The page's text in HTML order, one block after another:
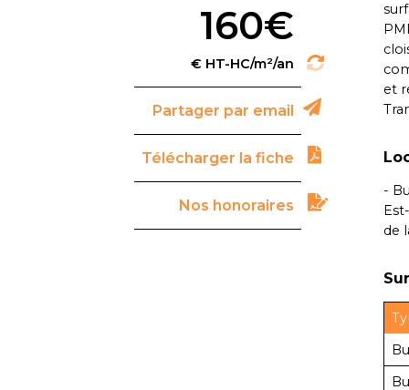
160€
Partager par email
Télécharger la fiche
Nos honoraires
et
-
de